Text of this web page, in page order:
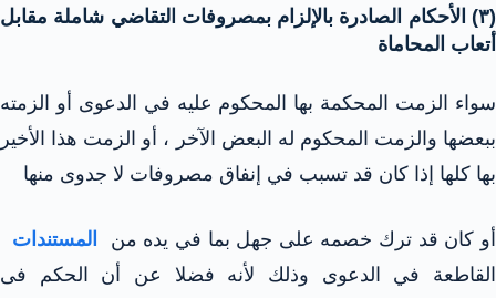
(۳) الأحكام الصادرة بالإلزام بمصروفات التقاضي شاملة مقابل
أتعاب المحاماة
سواء الزمت المحكمة بها المحكوم عليه في الدعوى أو الزمته
ببعضها والزمت المحكوم له البعض الآخر ، أو الزمت هذا الأخير
بها كلها إذا كان قد تسبب في إنفاق مصروفات لا جدوى منها
أو كان قد ترك خصمه على جهل بما في يده من
المستندات
القاطعة في الدعوى وذلك لأنه فضلا عن أن الحكم فى